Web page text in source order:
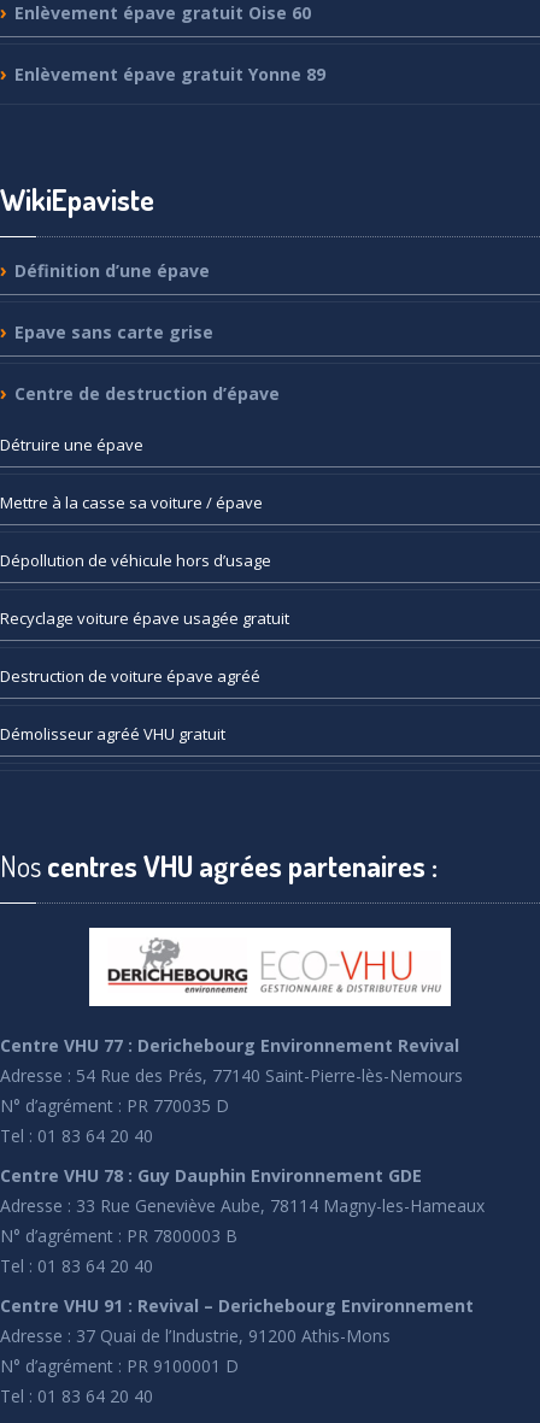
Enlèvement épave gratuit Oise 60
Enlèvement épave gratuit Yonne 89
WikiEpaviste
Définition d’une épave
Epave sans carte grise
Centre de destruction d’épave
Détruire une épave
Mettre à la casse sa voiture / épave
Dépollution de véhicule hors d’usage
Recyclage voiture épave usagée gratuit
Destruction de voiture épave agréé
Démolisseur agréé VHU gratuit
Noscentres VHU agrées partenaires :
Centre VHU 77 : Derichebourg Environnement Revival
Adresse : 54 Rue des Prés, 77140 Saint-Pierre-lès-Nemours
N° d’agrément : PR 770035 D
Tel : 01 83 64 20 40
Centre VHU 78 : Guy Dauphin Environnement GDE
Adresse : 33 Rue Geneviève Aube, 78114 Magny-les-Hameaux
N° d’agrément : PR 7800003 B
Tel : 01 83 64 20 40
Centre VHU 91 : Revival – Derichebourg Environnement
Adresse : 37 Quai de l’Industrie, 91200 Athis-Mons
N° d’agrément : PR 9100001 D
Tel : 01 83 64 20 40